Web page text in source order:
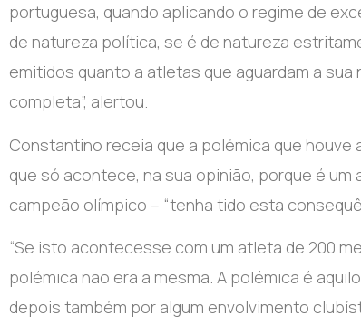
portuguesa, quando aplicando o regime de
de natureza política, se é de natureza
emitidos quanto a atletas que aguardam a
completa”, alertou.
Constantino receia que a polémica que
que só acontece, na sua opinião, porque é
campeão olímpico – “tenha tido esta
“Se isto acontecesse com um atleta de 200
polémica não era a mesma. A polémica é
depois também por algum envolvimento